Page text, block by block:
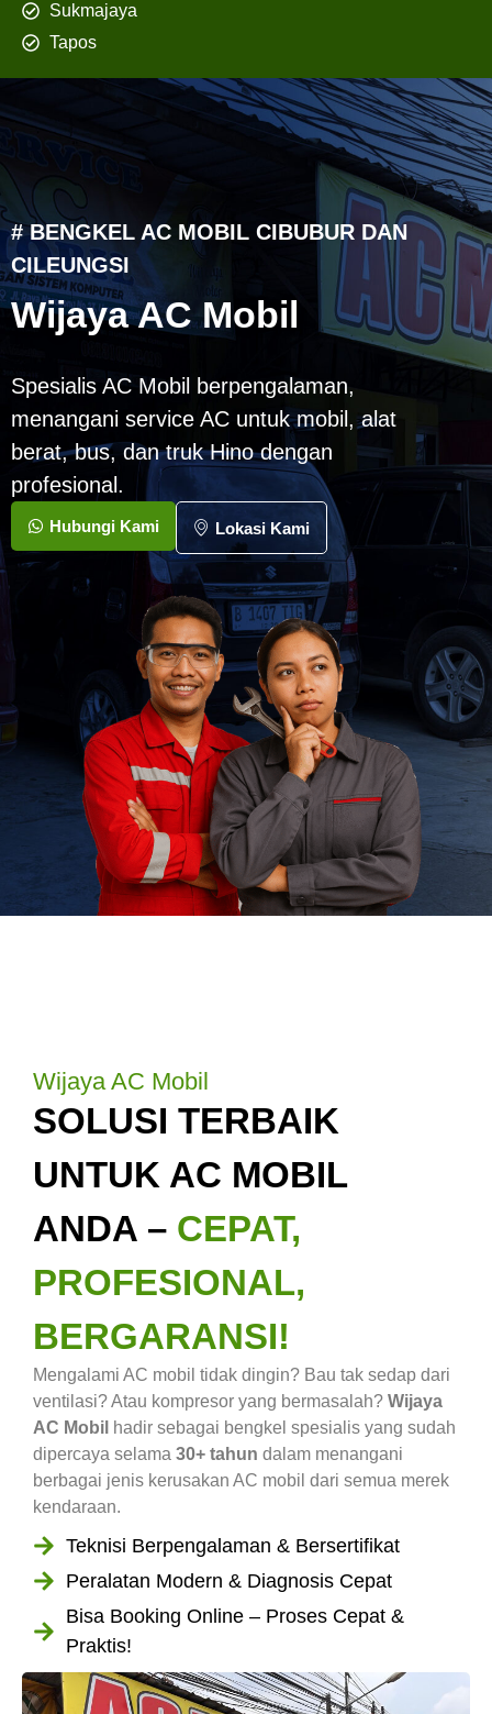
Sukmajaya
Tapos
# BENGKEL AC MOBIL CIBUBUR DAN
CILEUNGSI
Wijaya AC Mobil
Spesialis AC Mobil berpengalaman,
menangani service AC untuk mobil, alat
berat, bus, dan truk Hino dengan
profesional.
Hubungi Kami Lokasi Kami
Wijaya AC Mobil
SOLUSI TERBAIK
UNTUK AC MOBIL
ANDA – CEPAT,
PROFESIONAL,
BERGARANSI!
Mengalami AC mobil tidak dingin? Bau tak sedap dari
ventilasi? Atau kompresor yang bermasalah? Wijaya
AC Mobil hadir sebagai bengkel spesialis yang sudah
dipercaya selama 30+ tahun dalam menangani
berbagai jenis kerusakan AC mobil dari semua merek
kendaraan.
Teknisi Berpengalaman & Bersertifikat
Peralatan Modern & Diagnosis Cepat
Bisa Booking Online – Proses Cepat &
Praktis!